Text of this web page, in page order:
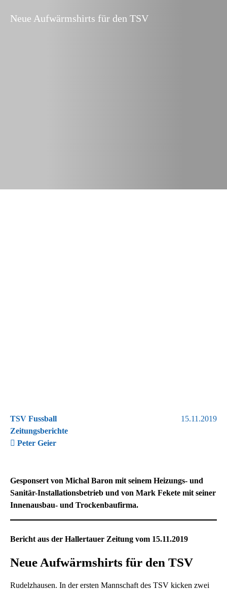
Neue Aufwärmshirts für den TSV
TSV Fussball
Zeitungsberichte
Peter Geier
15.11.2019
Gesponsert von Michal Baron mit seinem Heizungs- und
Sanitär-Installationsbetrieb und von Mark Fekete mit seiner
Innenausbau- und Trockenbaufirma.
Bericht aus der Hallertauer Zeitung vom 15.11.2019
Neue Aufwärmshirts für den TSV
Rudelzhausen. In der ersten Mannschaft des TSV kicken zwei